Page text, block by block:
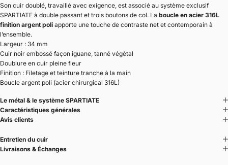
Son cuir doublé, travaillé avec exigence, est associé au système exclusif
SPARTIATE à double passant et trois boutons de col. La boucle en acier 316L
finition argent poli apporte une touche de contraste net et contemporain à
l’ensemble.
Largeur : 34 mm
Cuir noir embossé façon iguane, tanné végétal
Doublure en cuir pleine fleur
Finition : Filetage et teinture tranche à la main
Boucle argent poli (acier chirurgical 316L)
Le métal & le système SPARTIATE
Caractéristiques générales
Avis clients
Entretien du cuir
Livraisons & Échanges